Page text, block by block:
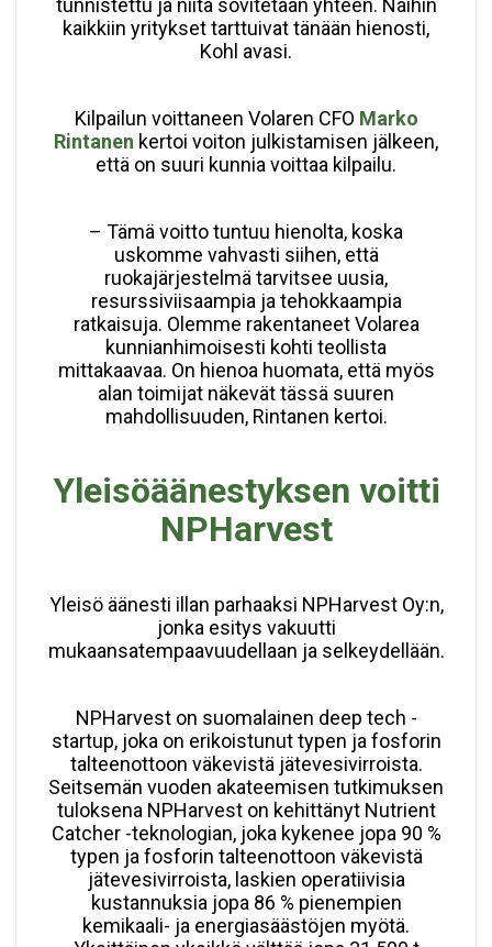
tunnistettu ja niitä sovitetaan yhteen. Näihin
kaikkiin yritykset tarttuivat tänään hienosti,
Kohl avasi.
Kilpailun voittaneen Volaren CFO Marko
Rintanen kertoi voiton julkistamisen jälkeen,
että on suuri kunnia voittaa kilpailu.
– Tämä voitto tuntuu hienolta, koska
uskomme vahvasti siihen, että
ruokajärjestelmä tarvitsee uusia,
resurssiviisaampia ja tehokkaampia
ratkaisuja. Olemme rakentaneet Volarea
kunnianhimoisesti kohti teollista
mittakaavaa. On hienoa huomata, että myös
alan toimijat näkevät tässä suuren
mahdollisuuden, Rintanen kertoi.
Yleisöäänestyksen voitti
NPHarvest
Yleisö äänesti illan parhaaksi NPHarvest Oy:n,
jonka esitys vakuutti
mukaansatempaavuudellaan ja selkeydellään.
NPHarvest on suomalainen deep tech -
startup, joka on erikoistunut typen ja fosforin
talteenottoon väkevistä jätevesivirroista.
Seitsemän vuoden akateemisen tutkimuksen
tuloksena NPHarvest on kehittänyt Nutrient
Catcher -teknologian, joka kykenee jopa 90 %
typen ja fosforin talteenottoon väkevistä
jätevesivirroista, laskien operatiivisia
kustannuksia jopa 86 % pienempien
kemikaali- ja energiasäästöjen myötä.